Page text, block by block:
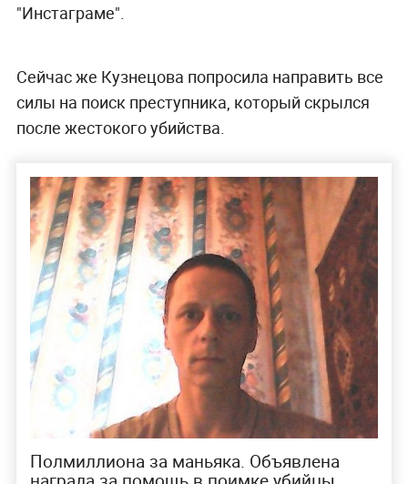
"Инстаграме".
Сейчас же Кузнецова попросила направить все
силы на поиск преступника, который скрылся
после жестокого убийства.
Полмиллиона за маньяка. Объявлена